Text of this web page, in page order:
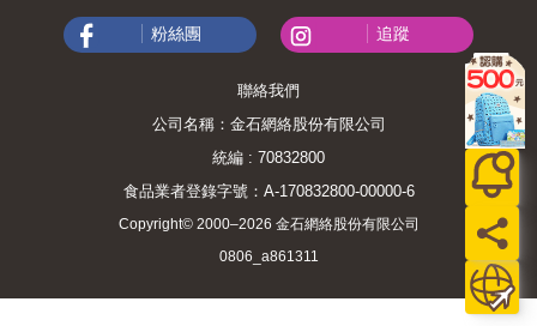
粉絲團 追蹤
聯絡我們
公司名稱：金石網絡股份有限公司
統編 : 70832800
食品業者登錄字號：A-170832800-00000-6
Copyright© 2000–2026 金石網絡股份有限公司
0806_a861311